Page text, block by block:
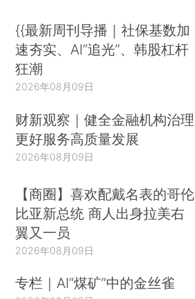
{{最新周刊导播｜社保基数加
速夯实、AI“追光”、韩股杠杆
狂潮
2026年08月09日
财新观察｜健全金融机构治理
更好服务高质量发展
2026年08月09日
【商圈】喜欢配戴名表的哥伦
比亚新总统 商人出身拉美右
翼又一员
2026年08月09日
专栏｜AI“煤矿”中的金丝雀